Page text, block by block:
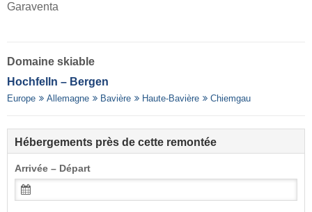
Garaventa
Domaine skiable
Hochfelln – Bergen
Europe Allemagne Bavière Haute-Bavière Chiemgau
Hébergements près de cette remontée
Arrivée – Départ